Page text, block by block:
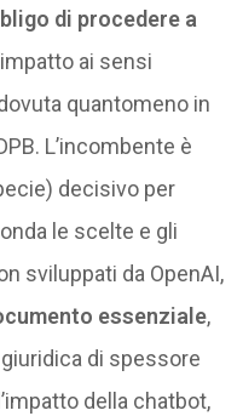
di procedere a
ai sensi
quantomeno in
L’incombente è
decisivo per
le scelte e gli
sviluppati da OpenAI,
essenziale,
di spessore
della chatbot,